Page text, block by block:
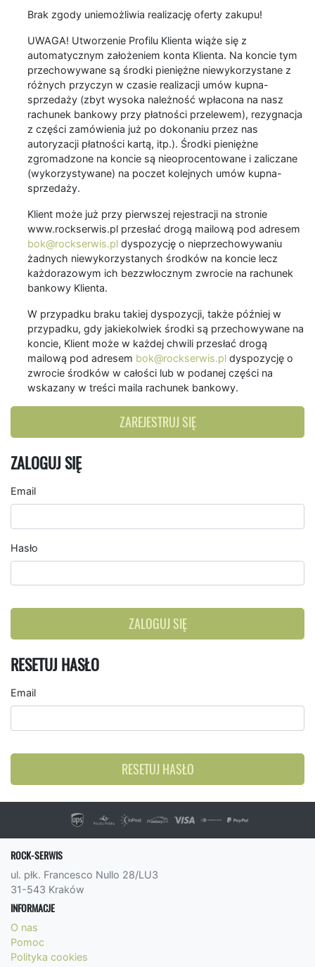
Brak zgody uniemożliwia realizację oferty zakupu!
UWAGA! Utworzenie Profilu Klienta wiąże się z
automatycznym założeniem konta Klienta. Na koncie tym
przechowywane są środki pieniężne niewykorzystane z
różnych przyczyn w czasie realizacji umów kupna-
sprzedaży (zbyt wysoka należność wpłacona na nasz
rachunek bankowy przy płatności przelewem), rezygnacja
z części zamówienia już po dokonaniu przez nas
autoryzacji płatności kartą, itp.). Środki pieniężne
zgromadzone na koncie są nieoprocentowane i zaliczane
(wykorzystywane) na poczet kolejnych umów kupna-
sprzedaży.
Klient może już przy pierwszej rejestracji na stronie
www.rockserwis.pl przesłać drogą mailową pod adresem
bok@rockserwis.pl dyspozycję o nieprzechowywaniu
żadnych niewykorzystanych środków na koncie lecz
każdorazowym ich bezzwłocznym zwrocie na rachunek
bankowy Klienta.
W przypadku braku takiej dyspozycji, także później w
przypadku, gdy jakiekolwiek środki są przechowywane na
koncie, Klient może w każdej chwili przesłać drogą
mailową pod adresem bok@rockserwis.pl dyspozycję o
zwrocie środków w całości lub w podanej części na
wskazany w treści maila rachunek bankowy.
ZAREJESTRUJ SIĘ
ZALOGUJ SIĘ
Email
Hasło
ZALOGUJ SIĘ
RESETUJ HASŁO
Email
RESETUJ HASŁO
ROCK-SERWIS
ul. płk. Francesco Nullo 28/LU3
31-543 Kraków
INFORMACJE
O nas
Pomoc
Polityka cookies